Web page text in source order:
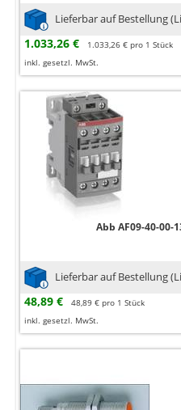
Lieferbar auf Bestellung
1.033,26 €
1.033,26 € pro 1 Stück
inkl. gesetzl. MwSt.
Abb AF09-40-00-
Lieferbar auf Bestellung
48,89 €
48,89 € pro 1 Stück
inkl. gesetzl. MwSt.